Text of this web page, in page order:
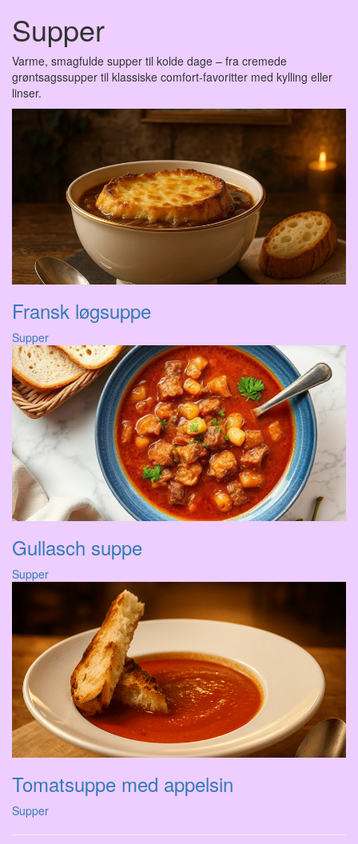
Supper
Varme, smagfulde supper til kolde dage – fra cremede
grøntsagssupper til klassiske comfort-favoritter med kylling eller
linser.
Fransk løgsuppe
Supper
Gullasch suppe
Supper
Tomatsuppe med appelsin
Supper